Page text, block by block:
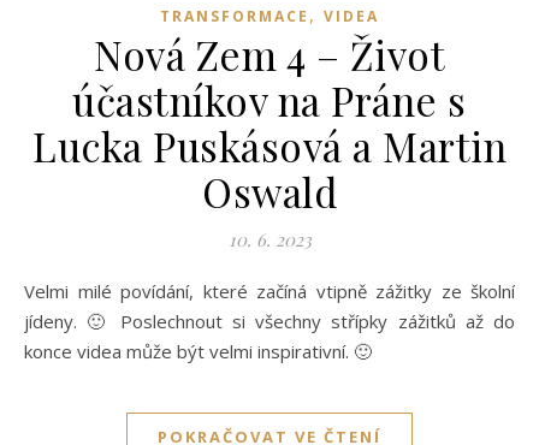
TRANSFORMACE , VIDEA
Nová Zem 4 – Život
účastníkov na Práne s
Lucka Puskásová a Martin
Oswald
10. 6. 2023
Velmi milé povídání, které začíná vtipně zážitky ze školní
jídeny. 🙂 Poslechnout si všechny střípky zážitků až do
konce videa může být velmi inspirativní. 🙂
POKRAČOVAT VE ČTENÍ